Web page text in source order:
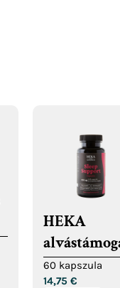
HEKA
kapszulák
60 kapszula
14,75 €